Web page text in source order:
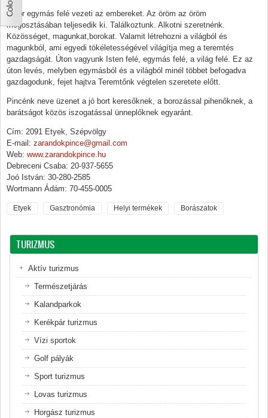
A bor egymás felé vezeti az embereket. Az öröm az öröm
megosztásában teljesedik ki. Találkoztunk. Alkotni szeretnénk.
Közösséget, magunkat,borokat. Valamit létrehozni a világból és
magunkból, ami egyedi tökéletességével világítja meg a teremtés
gazdagságát. Úton vagyunk Isten felé, egymás felé, a világ felé. Ez az
úton levés, melyben egymásból és a világból minél többet befogadva
gazdagodunk, fejet hajtva Teremtőnk végtelen szeretete előtt.
Pincénk neve üzenet a jó bort keresőknek, a borozással pihenőknek, a
barátságot közös iszogatással ünneplőknek egyaránt.
Cím: 2091 Etyek, Szépvölgy
E-mail: zarandokpince@gmail.com
Web: www.zarandokpince.hu
Debreceni Csaba: 20-937-5655
Joó István: 30-280-2585
Wortmann Ádám: 70-455-0005
Etyek Gasztronómia Helyi termékek Borászatok
TURIZMUS
Aktív turizmus
Természetjárás
Kalandparkok
Kerékpár turizmus
Vízi sportok
Golf pályák
Sport turizmus
Lovas turizmus
Horgász turizmus